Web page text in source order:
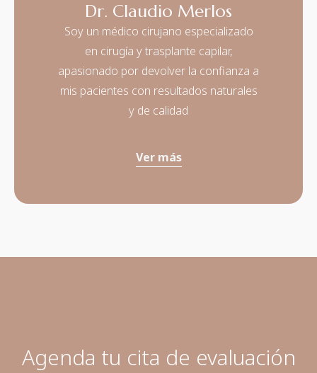
Dr. Claudio Merlos
Soy un médico cirujano especializado
en cirugía y trasplante capilar,
apasionado por devolver la confianza a
mis pacientes con resultados naturales
y de calidad
Ver más
Agenda tu cita de evaluación